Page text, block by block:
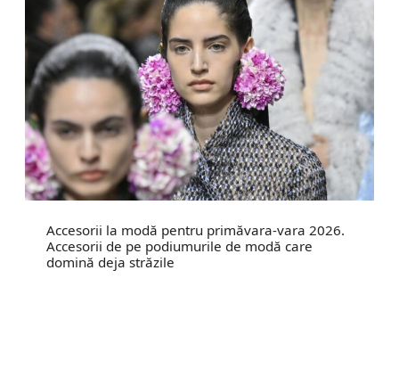
Accesorii la modă pentru primăvara-vara 2026.
Accesorii de pe podiumurile de modă care
domină deja străzile